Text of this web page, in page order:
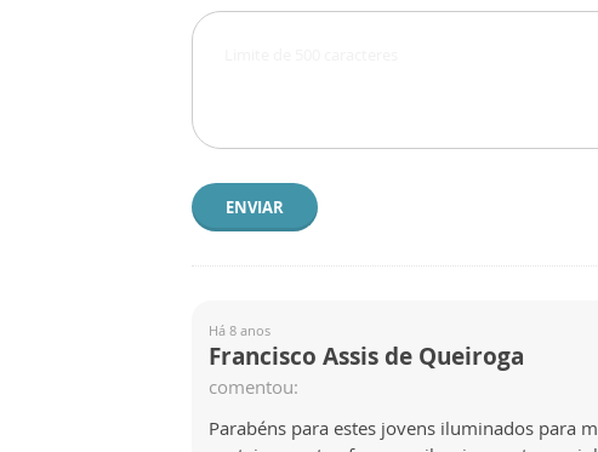
ENVIAR
Há 8 anos
Francisco Assis de Queiroga
comentou:
Parabéns para estes jovens iluminados para